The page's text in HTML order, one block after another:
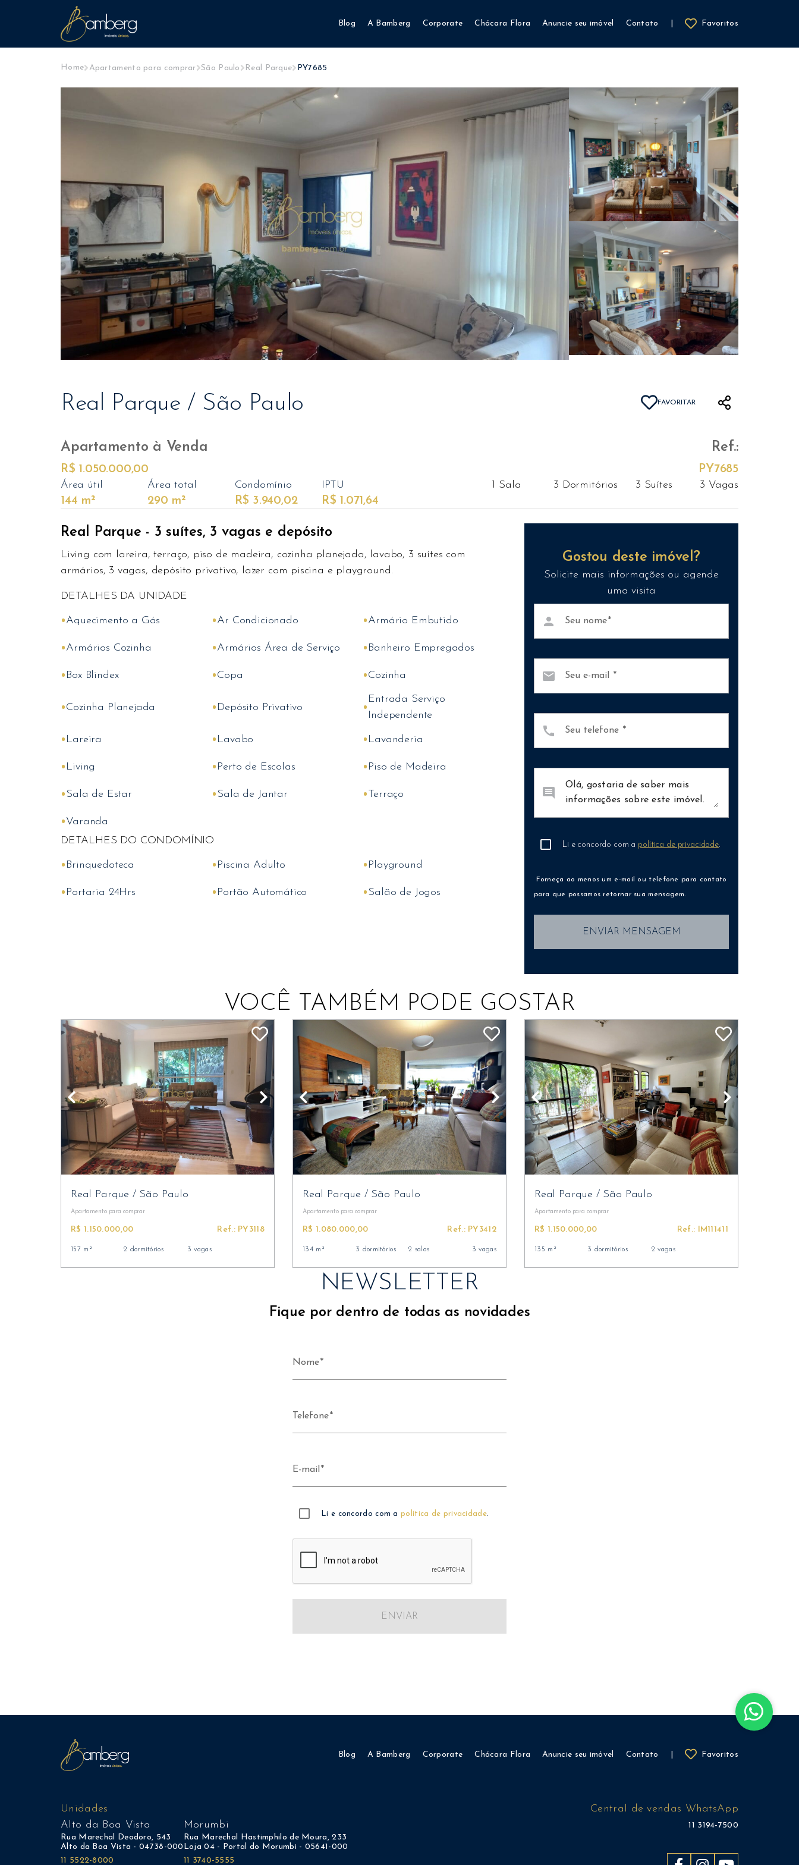
Blog A Bamberg Corporate Chácara Flora Anuncie seu imóvel Contato Favoritos
Home Apartamento para comprar São Paulo Real Parque PY7685
Real Parque / São Paulo FAVORITAR
Apartamento à Venda
R$ 1.050.000,00
Ref.:
PY7685
Área útil
144 m²
Área total
290 m²
Condomínio
R$ 3.940,02
IPTU
R$ 1.071,64
1 Sala 3 Dormitórios 3 Suítes 3 Vagas
Real Parque - 3 suítes, 3 vagas e depósito
Living com lareira, terraço, piso de madeira, cozinha planejada, lavabo, 3 suítes com
armários, 3 vagas, depósito privativo, lazer com piscina e playground.
DETALHES DA UNIDADE
•Aquecimento a Gás •Ar Condicionado •Armário Embutido
•Armários Cozinha •Armários Área de Serviço • Banheiro Empregados
• Box Blindex •Copa •Cozinha
•Cozinha Planejada • Depósito Privativo • Entrada Serviço
Independente
• Lareira • Lavabo • Lavanderia
• Living • Perto de Escolas • Piso de Madeira
•Sala de Estar •Sala de Jantar •Terraço
•Varanda
DETALHES DO CONDOMÍNIO
• Brinquedoteca • Piscina Adulto • Playground
• Portaria 24Hrs • Portão Automático •Salão de Jogos
Gostou deste imóvel?
Solicite mais informações ou agende
uma visita
Seu nome
person
Seu e-mail
mail
Seu telefone
call
comment
Li e concordo com a política de privacidade.
Forneça ao menos um e-mail ou telefone para contato
para que possamos retornar sua mensagem.
ENVIAR MENSAGEM
VOCÊ TAMBÉM PODE GOSTAR
Real Parque / São Paulo
Apartamento para comprar
R$ 1.150.000,00 Ref.: PY3118
157 m² 2 dormitórios 3 vagas
Real Parque / São Paulo
Apartamento para comprar
R$ 1.080.000,00 Ref.: PY3412
134 m² 3 dormitórios 2 salas 3 vagas
Real Parque / São Paulo
Apartamento para comprar
R$ 1.150.000,00 Ref.: IM111411
135 m² 3 dormitórios 2 vagas
NEWSLETTER
Fique por dentro de todas as novidades
Nome
Telefone
E-mail
Li e concordo com apolítica de privacidade.
ENVIAR
Blog A Bamberg Corporate Chácara Flora Anuncie seu imóvel Contato Favoritos
Unidades
Alto da Boa Vista
Rua Marechal Deodoro, 543
Alto da Boa Vista - 04738-000
11 5522-8000
Morumbi
Rua Marechal Hastimphilo de Moura, 233
Loja 04 - Portal do Morumbi - 05641-000
11 3740-5555
Central de vendas WhatsApp
11 3194-7500